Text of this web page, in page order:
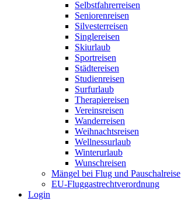
Selbstfahrerreisen
Seniorenreisen
Silvesterreisen
Singlereisen
Skiurlaub
Sportreisen
Städtereisen
Studienreisen
Surfurlaub
Therapiereisen
Vereinsreisen
Wanderreisen
Weihnachtsreisen
Wellnessurlaub
Winterurlaub
Wunschreisen
Mängel bei Flug und Pauschalreise
EU-Fluggastrechtverordnung
Login